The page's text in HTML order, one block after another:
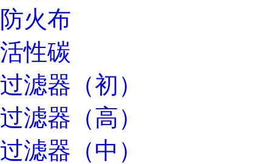
防火布
活性碳
过滤器（初）
过滤器（高）
过滤器（中）